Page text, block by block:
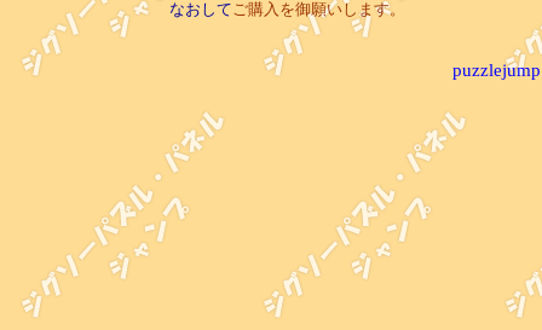
なおしてご購入を御願いします。